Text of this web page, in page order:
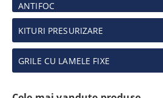
ANTIFOC
KITURI PRESURIZARE
GRILE CU LAMELE FIXE